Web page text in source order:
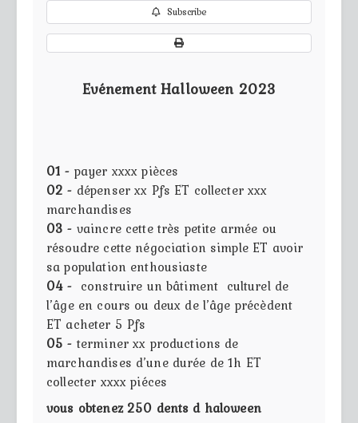
Subscribe
Evénement Halloween 2023
01 - payer xxxx pièces
02 - dépenser xx Pfs ET collecter xxx
marchandises
03 - vaincre cette très petite armée ou
résoudre cette négociation simple ET avoir
sa population enthousiaste
04 - construire un bâtiment culturel de
l’âge en cours ou deux de l’âge précèdent
ET acheter 5 Pfs
05 -terminer xx productions de
marchandises d’une durée de 1h ET
collecter xxxx piéces
vous obtenez 250 dents d haloween